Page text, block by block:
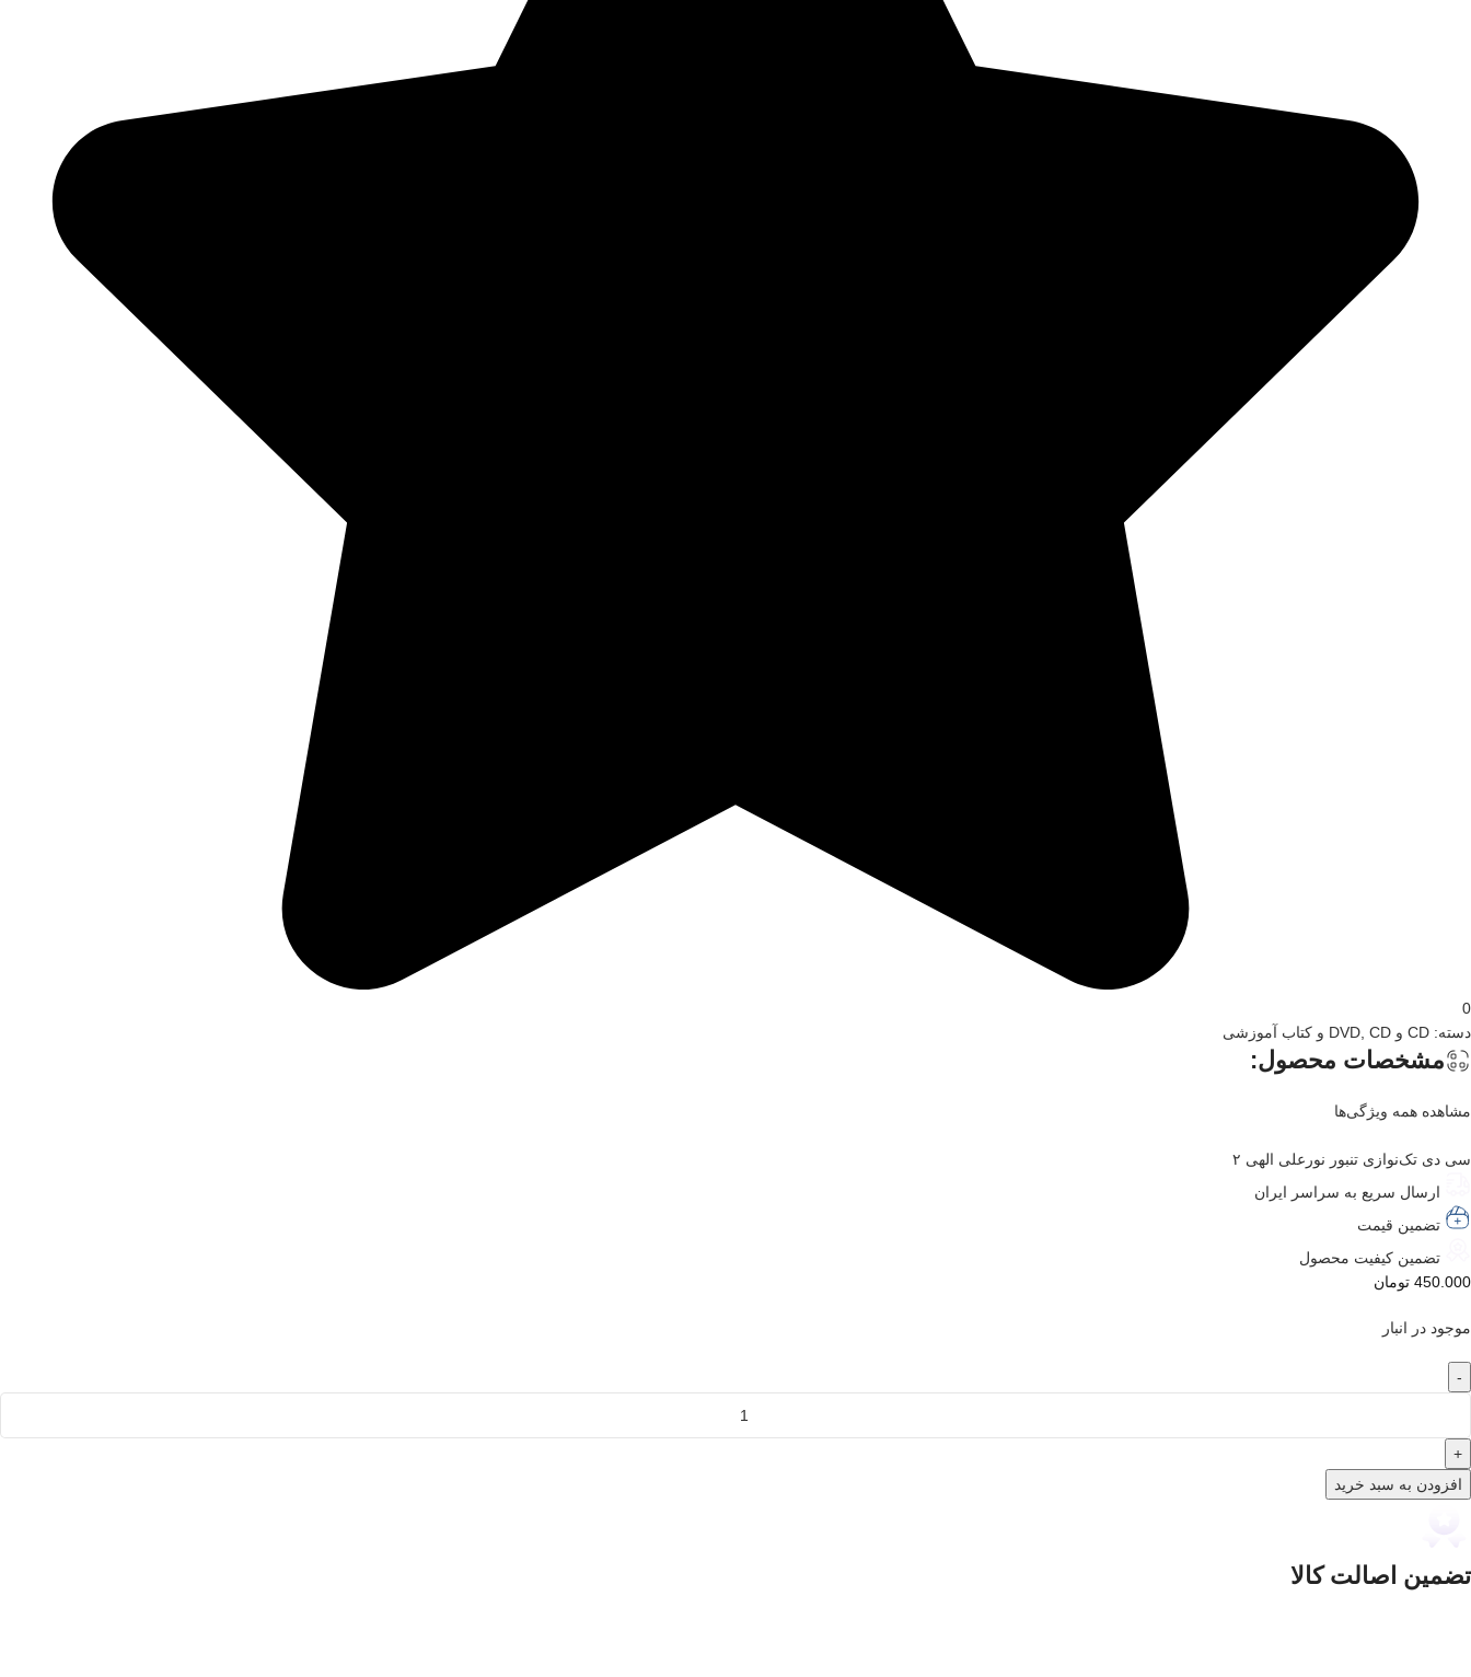
0
دسته: CD و DVD , CD و کتاب آموزشی
مشخصات محصول:
مشاهده همه ویژگی‌ها
سی دی تک‌نوازی تنبور نورعلی الهی ۲
ارسال سریع به سراسر ایران
تضمین قیمت
تضمین کیفیت محصول
450.000 تومان
موجود در انبار
افزودن به سبد خرید
تضمین اصالت کالا